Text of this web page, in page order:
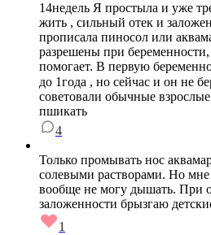
14недель Я простыла и уже
жить , сильный отек и
прописала пиносол или
разрешены при
помогает. В первую
до 1года , но сейчас и он не
советовали обычные
пшикать
4
Только промывать нос
солевыми растворами. Но мне
вообще не могу дышать. При
заложенности брызгаю
1